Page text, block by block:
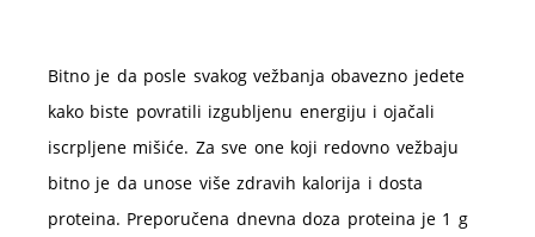
Bitno je da posle svakog vežbanja obavezno jedete
kako biste povratili izgubljenu energiju i ojačali
iscrpljene mišiće. Za sve one koji redovno vežbaju
bitno je da unose više zdravih kalorija i dosta
proteina. Preporučena dnevna doza proteina je 1 g